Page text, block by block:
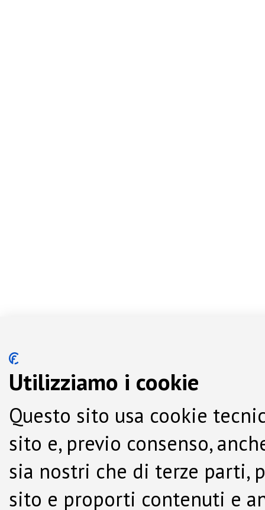
Utilizziamo i cookie
Questo sito usa cookie
sito e, previo consenso,
sia nostri che di terze parti,
sito e proporti contenuti e